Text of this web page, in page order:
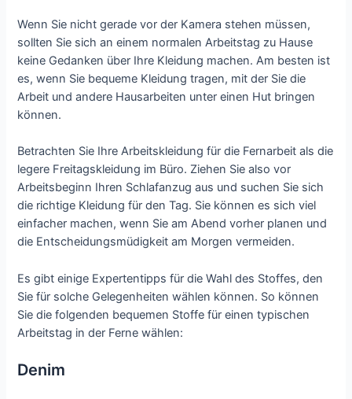
Wenn Sie nicht gerade vor der Kamera stehen müssen,
sollten Sie sich an einem normalen Arbeitstag zu Hause
keine Gedanken über Ihre Kleidung machen. Am besten ist
es, wenn Sie bequeme Kleidung tragen, mit der Sie die
Arbeit und andere Hausarbeiten unter einen Hut bringen
können.
Betrachten Sie Ihre Arbeitskleidung für die Fernarbeit als die
legere Freitagskleidung im Büro. Ziehen Sie also vor
Arbeitsbeginn Ihren Schlafanzug aus und suchen Sie sich
die richtige Kleidung für den Tag. Sie können es sich viel
einfacher machen, wenn Sie am Abend vorher planen und
die Entscheidungsmüdigkeit am Morgen vermeiden.
Es gibt einige Expertentipps für die Wahl des Stoffes, den
Sie für solche Gelegenheiten wählen können. So können
Sie die folgenden bequemen Stoffe für einen typischen
Arbeitstag in der Ferne wählen:
Denim